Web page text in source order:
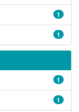
1
1
1
1